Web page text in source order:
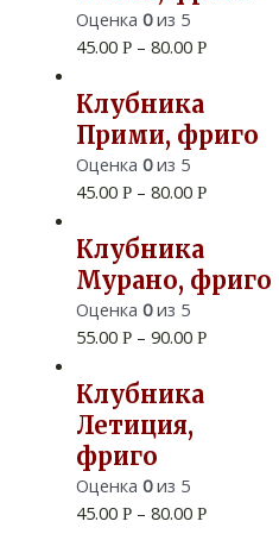
Оценка 0из 5
45.00 Р– 80.00 Р
Клубника
Прими, фриго
Оценка 0из 5
45.00 Р– 80.00 Р
Клубника
Мурано, фриго
Оценка 0из 5
55.00 Р– 90.00 Р
Клубника
Летиция,
фриго
Оценка 0из 5
45.00 Р– 80.00 Р